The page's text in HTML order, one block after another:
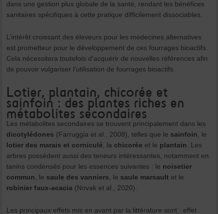
dans une gestion plus globale de la santé, rendant les bénéfices
sanitaires spécifiques à cette pratique difficilement dissociables.
L’intérêt croissant des éleveurs pour les médecines alternatives
est prometteur pour le développement de ces fourrages bioactifs.
Cela nécessitera toutefois d’acquérir de nouvelles références afin
de pouvoir vulgariser l’utilisation de fourrages bioactifs.
Lotier, plantain, chicorée et
sainfoin : des plantes riches en
métabolites secondaires
Les métabolites secondaires se trouvent principalement dans les
dicotylédones (Farruggia et al., 2008), telles que le sainfoin, le
lotier des marais et corniculé, la chicorée et le plantain. Les
arbres possèdent aussi des teneurs intéressantes, notamment en
tanins condensés pour les essences suivantes : le noisetier
commun, le saule des vanniers, le saule marsault et le
robinier faux-acacia (Novak et al., 2020).
Les principaux effets mis en avant par la littérature sont : effet